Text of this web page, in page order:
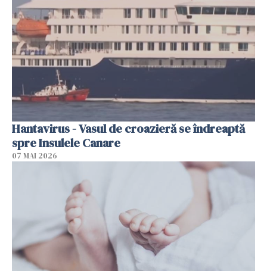
Hantavirus - Vasul de croazieră se îndreaptă
spre Insulele Canare
07 MAI 2026